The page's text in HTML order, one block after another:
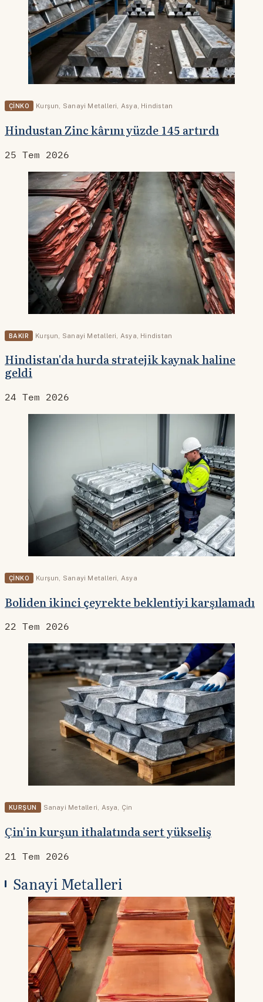
ÇINKO Kurşun Sanayi Metalleri Asya Hindistan
Hindustan Zinc kârını yüzde 145 artırdı
25 Tem 2026
BAKIR Kurşun Sanayi Metalleri Asya Hindistan
Hindistan'da hurda stratejik kaynak haline
geldi
24 Tem 2026
ÇINKO Kurşun Sanayi Metalleri Asya
Boliden ikinci çeyrekte beklentiyi karşılamadı
22 Tem 2026
KURŞUN Sanayi Metalleri Asya Çin
Çin'in kurşun ithalatında sert yükseliş
21 Tem 2026
Sanayi Metalleri